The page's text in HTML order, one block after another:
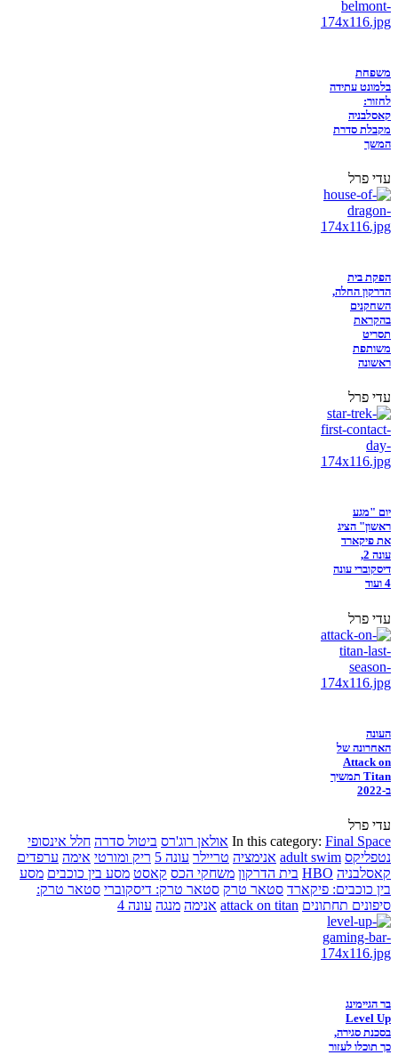
משפחת
בלמונט עתידה
לחזור:
קאסלבניה
מקבלת סדרת
המשך
עדי פרל
הפקת בית
הדרקון החלה,
השחקנים
בהקראת
תסריט
משותפת
ראשונה
עדי פרל
יום "מגע
ראשון" הציג
את פיקארד
עונה 2,
דיסקוברי עונה
4 ועוד
עדי פרל
העונה
האחרונה של
Attack on
Titan תמשיך
ב-2022
עדי פרל
In this category: Final Space אולאן רוג'רס ביטול סדרה חלל אינסופי
נטפליקס adult swim אנימציה טריילר עונה 5 ריק ומורטי אימה ערפדים
קאסלבניה HBO בית הדרקון משחקי הכס קאסט מסע בין כוכבים מסע
בין כוכבים: פיקארד סטאר טרק סטאר טרק: דיסקוברי סטאר טרק:
סיפונים תחתונים attack on titan אנימה מנגה עונה 4
בר הגיימינג
Level Up
בסכנת סגירה,
כך תוכלו לעזור